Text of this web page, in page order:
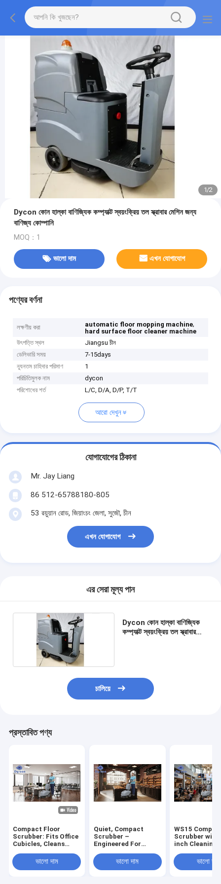
1/2
Dycon কোন হাল্কা বাণিজ্যিক কম্প্যাক্ট স্বয়ংক্রিয় তল স্ক্রাবার মেশিন জন্য
বাণিজ্য কোম্পানি
MOQ：1
ভালো দাম এখন যোগাযোগ
পণ্যের বর্ণনা
লক্ষণীয় করা automatic floor mopping machine,
hard surface floor cleaner machine
উৎপত্তি স্থল
Jiangsu চীন
ডেলিভারি সময়
7-15days
ন্যূনতম চাহিদার পরিমাণ
1
পরিচিতিমুলক নাম
dycon
পরিশোধের শর্ত
L/C, D/A, D/P, T/T
আরো দেখুন
যোগাযোগের ঠিকানা
Mr. Jay Liang
86 512-65788180-805
53 রয়ুয়ান রোড, জিয়াংচং জেলা, সুজৌ, চীন
এখন যোগাযোগ
এর সেরা মূল্য পান
Dycon কোন হাল্কা বাণিজ্যিক
কম্প্যাক্ট স্বয়ংক্রিয় তল স্ক্রাবার
চালিয়ে
প্রস্তাবিত পণ্য
Compact Floor
Scrubber: Fits Office
Cubicles, Cleans
Tight Workspace
Cleaning
ভালো দাম
Quiet, Compact
Scrubber –
Engineered For
Floors & Aisles
ভালো দাম
WS15
Scrubber with
inch Cleaning
and 12L
Tank for Tight
ভালো দাম